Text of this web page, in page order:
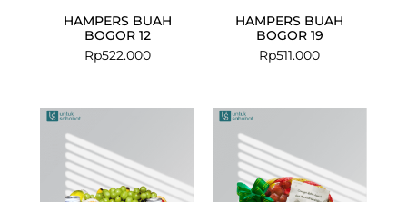
HAMPERS BUAH
BOGOR 12
Rp522.000
HAMPERS BUAH
BOGOR 19
Rp511.000